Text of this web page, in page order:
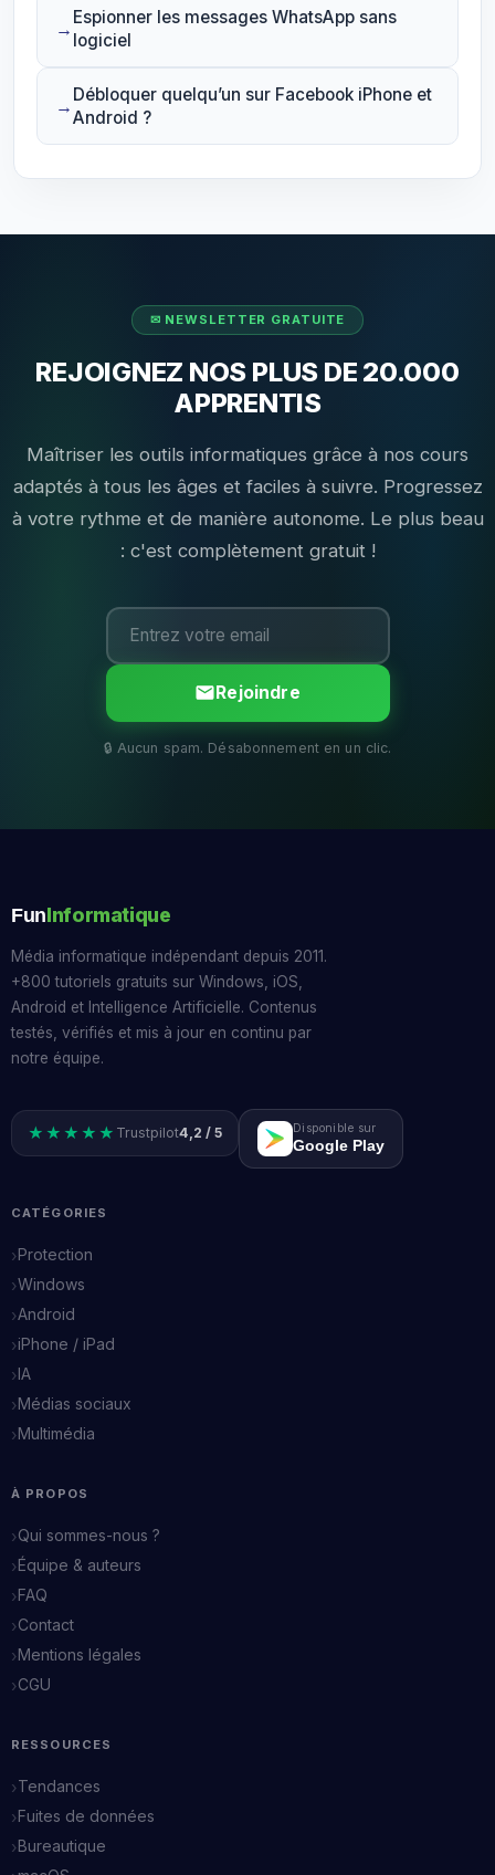
Espionner les messages WhatsApp sans
logiciel
Débloquer quelqu’un sur Facebook iPhone et
Android ?
REJOIGNEZ NOS PLUS DE 20.000
APPRENTIS
Maîtriser les outils informatiques grâce à nos cours
adaptés à tous les âges et faciles à suivre. Progressez
à votre rythme et de manière autonome. Le plus beau
: c'est complètement gratuit !
Rejoindre
FunInformatique
Média informatique indépendant depuis 2011.
+800 tutoriels gratuits sur Windows, iOS,
Android et Intelligence Artificielle. Contenus
testés, vérifiés et mis à jour en continu par
notre équipe.
★★★★★ Trustpilot4,2 / 5 Disponible sur
Google Play
CATÉGORIES
Protection
Windows
Android
iPhone / iPad
IA
Médias sociaux
Multimédia
À PROPOS
Qui sommes-nous ?
Équipe & auteurs
FAQ
Contact
Mentions légales
CGU
RESSOURCES
Tendances
Fuites de données
Bureautique